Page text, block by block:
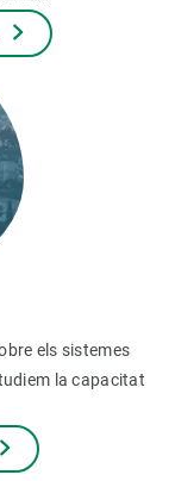
els sistemes
la capacitat